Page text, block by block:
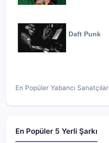
Daft Punk
En Popüler Yabancı Sanatçılar
En Popüler 5 Yerli Şarkı